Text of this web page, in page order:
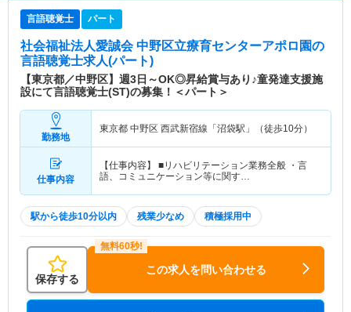
言語聴覚士 パート
社会福祉法人愛誠会 中野区立療育センターアポロ園の
言語聴覚士求人(パート)
【東京都／中野区】週3日～OK◎昇給賞与あり♪童発達支援施
設にて言語聴覚士(ST)の募集！＜パート＞
勤務地
東京都 中野区 西武新宿線「沼袋駅」（徒歩10分）
仕事内容
【仕事内容】 ■リハビリテーション業務全般 ・言
語、コミュニケーション等に関す…
駅から徒歩10分以内 残業少なめ 積極採用中
保存する
この求人を問い合わせる